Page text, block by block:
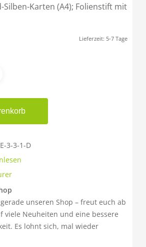
Karten (A4); Folienstift mit
Lieferzeit: 5-7 Tage
3-3-1-D
unseren Shop – freut euch ab
viele Neuheiten und eine bessere
Es lohnt sich, mal wieder